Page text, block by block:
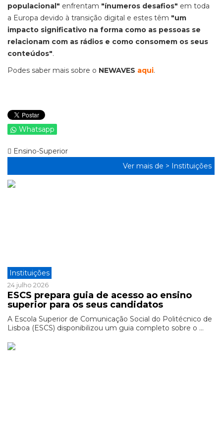
populacional" enfrentam "ínumeros desafios" em toda
a Europa devido à transição digital e estes têm "um
impacto significativo na forma como as pessoas se
relacionam com as rádios e como consomem os seus
conteúdos".
Podes saber mais sobre o NEWAVES aqui.
Whatsapp
Ensino-Superior
Ver mais de > Instituições
Instituições
24 julho 2026
ESCS prepara guia de acesso ao ensino
superior para os seus candidatos
A Escola Superior de Comunicação Social do Politécnico de
Lisboa (ESCS) disponibilizou um guia completo sobre o ...